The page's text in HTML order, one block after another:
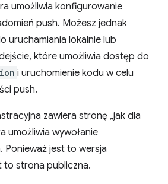
umożliwia konfigurowanie
push. Możesz jednak
uruchamiania lokalnie lub
które umożliwia dostęp do
i uruchomienie kodu w celu
push.
zawiera stronę „jak dla
umożliwia wywołanie
Ponieważ jest to wersja
to strona publiczna.